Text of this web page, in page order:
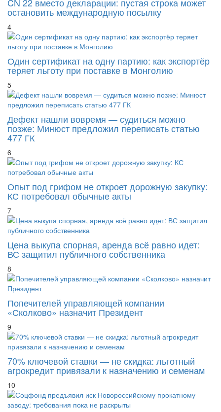
CN 22 вместо декларации: пустая строка может
остановить международную посылку
4
Один сертификат на одну партию: как экспортёр
теряет льготу при поставке в Монголию
5
Дефект нашли вовремя — судиться можно
позже: Минюст предложил переписать статью
477 ГК
6
Опыт под грифом не откроет дорожную закупку:
КС потребовал обычные акты
7
Цена выкупа спорная, аренда всё равно идет:
ВС защитил публичного собственника
8
Попечителей управляющей компании
«Сколково» назначит Президент
9
70% ключевой ставки — не скидка: льготный
агрокредит привязали к назначению и семенам
10